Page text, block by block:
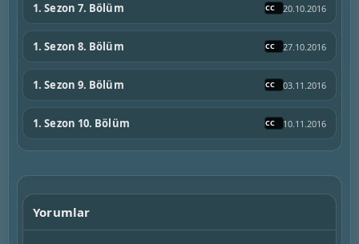
1. Sezon 7. Bölüm 20.10.2016
1. Sezon 8. Bölüm 27.10.2016
1. Sezon 9. Bölüm 03.11.2016
1. Sezon 10. Bölüm 10.11.2016
Yorumlar